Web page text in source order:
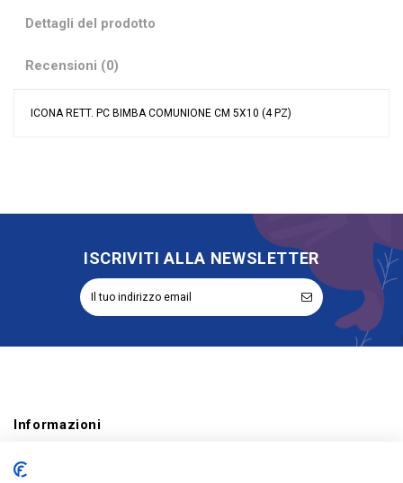
Dettagli del prodotto
Recensioni (0)
ICONA RETT. PC BIMBA COMUNIONE CM 5X10 (4 PZ)
Tipologia Icona
Riordinabile No
Categoria Prodotto
ISCRIVITI ALLA NEWSLETTER
Informazioni
Account